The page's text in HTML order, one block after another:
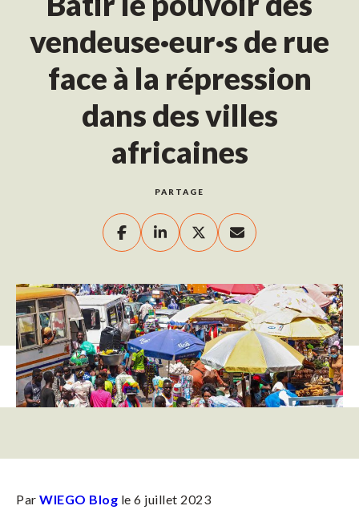
vendeuse·eur·s de rue
face à la répression
dans des villes
africaines
PARTAGE
Par WIEGO Blog le 6 juillet 2023